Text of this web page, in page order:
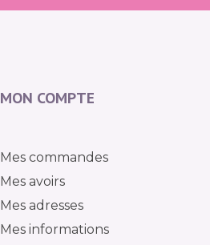
MON COMPTE
Mes commandes
Mes avoirs
Mes adresses
Mes informations